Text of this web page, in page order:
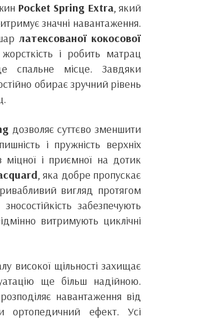
Pocket Spring Extra, який
значні навантаження.
латексованої кокосової
і робить матрац
спальне місце. Завдяки
обирає зручний рівень
дозволяє суттєво зменшити
і пружність верхніх
міцної і приємної на дотик
, яка добре пропускає
вигляд протягом
забезпечують
витримують циклічні
високої щільності захищає
ще більш надійною.
навантаження від
ортопедичний ефект. Усі